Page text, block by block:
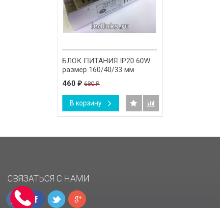
БЛОК ПИТАНИЯ IP20 60W
размер 160/40/33 мм
460 ₽ 680₽
В корзину
СВЯЗАТЬСЯ С НАМИ